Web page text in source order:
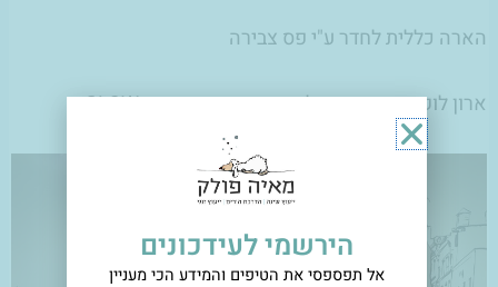
הארה כללית לחדר ע"י פס צבירה
ארון לוקרים מפח בשילוב צבעים, גוף תאורה GLOW
הירשמי לעידכונים
אל תפספסי את הטיפים והמידע הכי מעניין